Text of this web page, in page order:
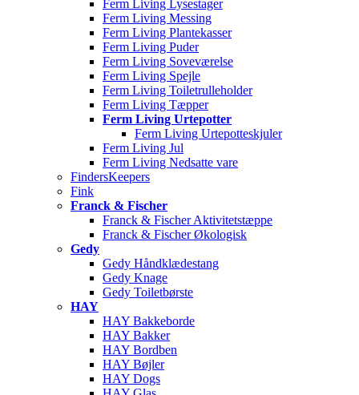
Ferm Living Lysestager
Ferm Living Messing
Ferm Living Plantekasser
Ferm Living Puder
Ferm Living Soveværelse
Ferm Living Spejle
Ferm Living Toiletrulleholder
Ferm Living Tæpper
Ferm Living Urtepotter
Ferm Living Urtepotteskjuler
Ferm Living Jul
Ferm Living Nedsatte vare
FindersKeepers
Fink
Franck & Fischer
Franck & Fischer Aktivitetstæppe
Franck & Fischer Økologisk
Gedy
Gedy Håndklædestang
Gedy Knage
Gedy Toiletbørste
HAY
HAY Bakkeborde
HAY Bakker
HAY Bordben
HAY Bøjler
HAY Dogs